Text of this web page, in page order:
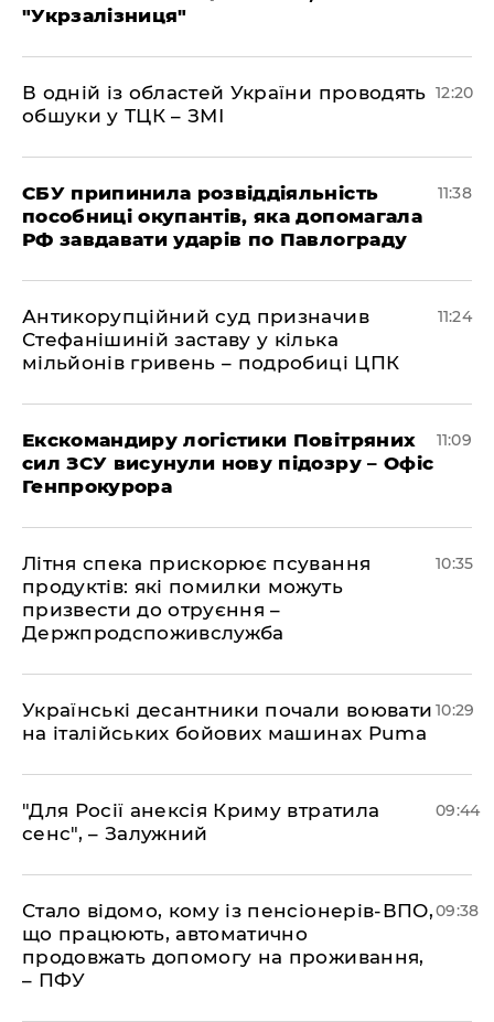
"Укрзалізниця"
В одній із областей України проводять
обшуки у ТЦК – ЗМІ
12:20
СБУ припинила розвіддіяльність
пособниці окупантів, яка допомагала
РФ завдавати ударів по Павлограду
11:38
Антикорупційний суд призначив
Стефанішиній заставу у кілька
мільйонів гривень – подробиці ЦПК
11:24
Екскомандиру логістики Повітряних
сил ЗСУ висунули нову підозру – Офіс
Генпрокурора
11:09
Літня спека прискорює псування
продуктів: які помилки можуть
призвести до отруєння –
Держпродспоживслужба
10:35
Українські десантники почали воювати
на італійських бойових машинах Puma
10:29
"Для Росії анексія Криму втратила
сенс", – Залужний
09:44
Стало відомо, кому із пенсіонерів-ВПО,
що працюють, автоматично
продовжать допомогу на проживання,
– ПФУ
09:38